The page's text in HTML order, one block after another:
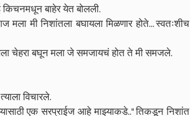
बाहेर येत बोलली.
मला मी निशांतला बघायला मिळणार होते... स्वतःशीच
चेहरा बघून मला जे समजायचं होत ते मी समजले.
विचारले.
एक सरप्राईज आहे माझ्याकडे.." तिकडून निशांत